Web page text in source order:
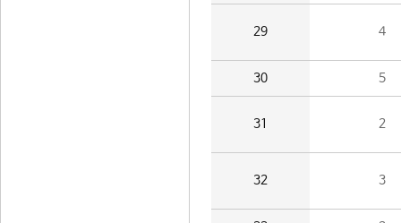
29 4
30 5
31 2
32 3